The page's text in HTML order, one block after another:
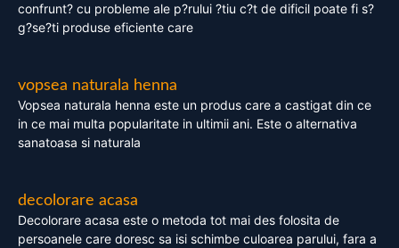
confrunt? cu probleme ale p?rului ?tiu c?t de dificil poate fi s?
g?se?ti produse eficiente care
vopsea naturala henna
Vopsea naturala henna este un produs care a castigat din ce
in ce mai multa popularitate in ultimii ani. Este o alternativa
sanatoasa si naturala
decolorare acasa
Decolorare acasa este o metoda tot mai des folosita de
persoanele care doresc sa isi schimbe culoarea parului, fara a